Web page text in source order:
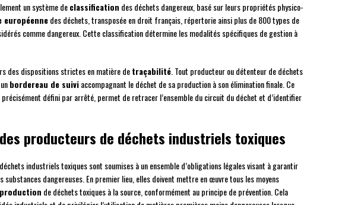
un système declassification des déchets dangereux, basé sur leurs propriétés physico-
européennedes déchets, transposée en droit français, répertorie ainsi plus de 800 types de
comme dangereux. Cette classification détermine les modalités spécifiques de gestion à
des dispositions strictes en matière detraçabilité . Tout producteur ou détenteur de déchets
bordereau de suiviaccompagnant le déchet de sa production à son élimination finale. Ce
défini par arrêté, permet de retracer l’ensemble du circuit du déchet et d’identifier
producteurs de déchets industriels toxiques
industriels toxiques sont soumises à un ensemble d’obligations légales visant à garantir
substances dangereuses. En premier lieu, elles doivent mettre en œuvre tous les moyens
de déchets toxiques à la source, conformément au principe de prévention. Cela